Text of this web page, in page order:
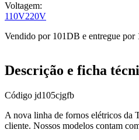
Voltagem:
110V220V
Vendido por 101DB e entregue por
Descrição e ficha
Código jd105cjgfb
A nova linha de fornos elétricos da
cliente. Nossos modelos contam